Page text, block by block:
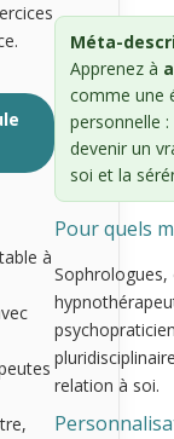
à
Méta-
Apprenez à
comme une
personnelle :
devenir un
soi et la
Pour quels
Sophrologues,
relation à soi.